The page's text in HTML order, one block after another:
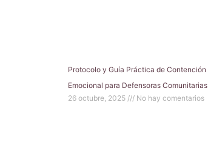
Protocolo y Guía Práctica de Contención
Emocional para Defensoras Comunitarias
26 octubre, 2025
No hay comentarios